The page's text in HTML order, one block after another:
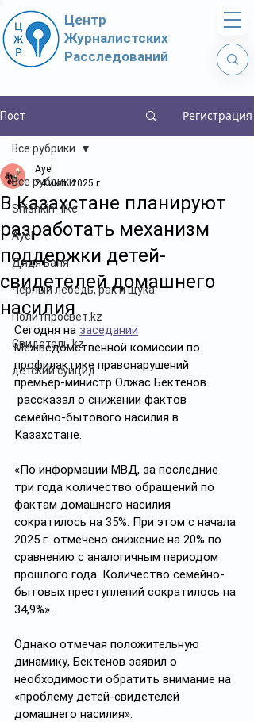
Центр
Журналистских
Расследований
Пост Регистрация
Все рубрики
Shishkin_like
Ayel
Дядя Ваня
Чёрный лебедь, рак и щука
Политпросвет.kz
Свидетель.kz
детский суицид
Все рубрики
В Казахстане планируют
разработать механизм
поддержки детей-
свидетелей домашнего
насилия
Ayel
24 июл. 2025 г.
Сегодня на заседании
Межведомственной комиссии по
профилактике правонарушений
премьер-министр Олжас Бектенов
рассказал о снижении фактов
семейно-бытового насилия в
Казахстане.
«По информации МВД, за последние
три года количество обращений по
фактам домашнего насилия
сократилось на 35%. При этом с начала
2025 г. отмечено снижение на 20% по
сравнению с аналогичным периодом
прошлого года. Количество семейно-
бытовых преступлений сократилось на
34,9%».
Однако отмечая положительную
динамику, Бектенов заявил о
необходимости обратить внимание на
«проблему детей-свидетелей
домашнего насилия».